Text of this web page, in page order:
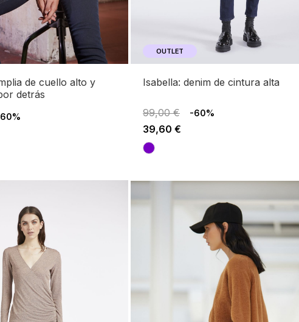
detrás
OUTLET
isabella: denim de cintura alta
99,00 € -60%
39,60 €